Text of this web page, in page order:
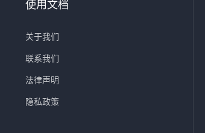
使用文档
关于我们
联系我们
法律声明
隐私政策